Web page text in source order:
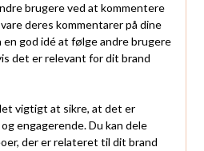
brugere ved at kommentere
deres kommentarer på dine
en god idé at følge andre brugere
det er relevant for dit brand
vigtigt at sikre, at det er
engagerende. Du kan dele
der er relateret til dit brand